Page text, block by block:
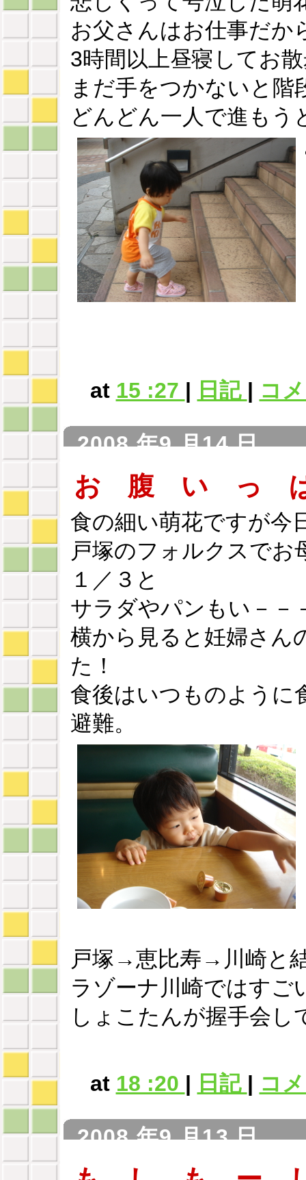
お父さんはお仕事だ
3時間以上昼寝してお
まだ手をつかないと階
どんどん一人で進も
at 15 :27 | 日記 | コ
2008 年9 月14 日
お 腹 い っ
食の細い萌花ですが今
戸塚のフォルクスでお
１／３と
サラダやパンもい－－
横から見ると妊婦さん
た！
食後はいつものように
避難。
戸塚→恵比寿→川崎と
ラゾーナ川崎ではすご
しょこたんが握手会
at 18 :20 | 日記 | コ
2008 年9 月13 日